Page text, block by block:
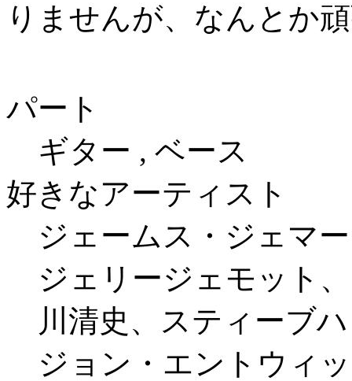
りませんが、なんとか
パート
ギター , ベース
好きなアーティスト
ジェームス・ジェマ
ジェリージェモット
川清史、スティーブ
ジョン・エントウィ